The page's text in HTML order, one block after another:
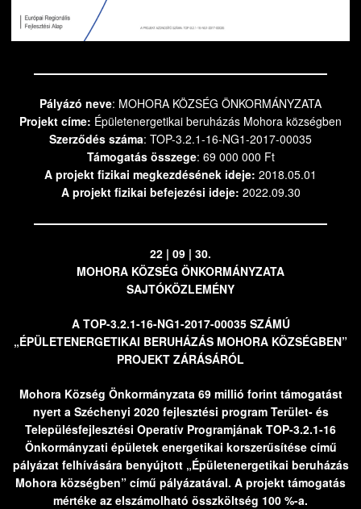
Pályázó neve: MOHORA KÖZSÉG ÖNKORMÁNYZATA
Projekt címe: Épületenergetikai beruházás Mohora községben
Szerződés száma: TOP-3.2.1-16-NG1-2017-00035
Támogatás összege: 69 000 000 Ft
A projekt fizikai megkezdésének ideje: 2018.05.01
A projekt fizikai befejezési ideje: 2022.09.30
22 | 09 | 30.
MOHORA KÖZSÉG ÖNKORMÁNYZATA
SAJTÓKÖZLEMÉNY
A TOP-3.2.1-16-NG1-2017-00035 SZÁMÚ
„ÉPÜLETENERGETIKAI BERUHÁZÁS MOHORA KÖZSÉGBEN”
PROJEKT ZÁRÁSÁRÓL
Mohora Község Önkormányzata 69 millió forint támogatást
nyert a Széchenyi 2020 fejlesztési program Terület- és
Településfejlesztési Operatív Programjának TOP-3.2.1-16
Önkormányzati épületek energetikai korszerűsítése című
pályázat felhívására benyújtott „Épületenergetikai beruházás
Mohora községben” című pályázatával. A projekt támogatás
mértéke az elszámolható összköltség 100 %-a.